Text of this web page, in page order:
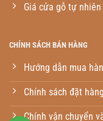
Giá cửa gỗ tự nhiên
CHÍNH SÁCH BÁN HÀNG
Hướng dẫn mua
Chính sách đặt
Chính vận chuyển